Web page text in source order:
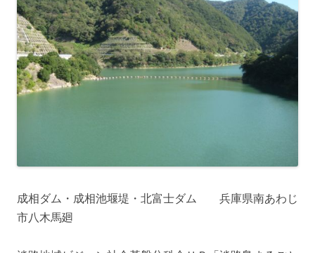
成相ダム・成相池堰堤・北富士ダム 兵庫県南あわじ
市八木馬廻